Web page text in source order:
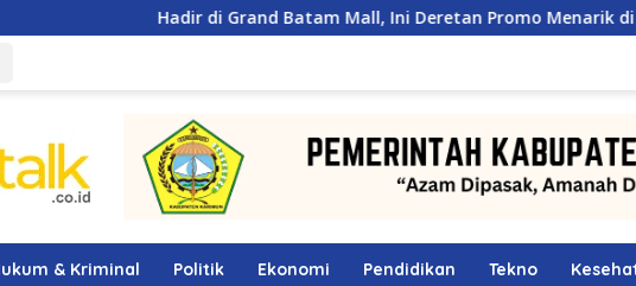
Hadir di Grand Batam Mall, Ini Deretan Promo Menarik di PKP Expo 2026
& Kriminal Politik Ekonomi Pendidikan Tekno